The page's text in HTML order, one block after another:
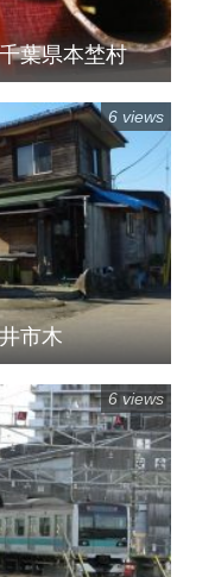
葉県本埜村
市木
6 views
6 views